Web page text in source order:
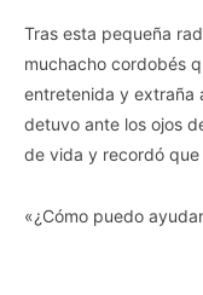
Tras esta pequeña
muchacho cordobés
entretenida y extraña
detuvo ante los ojos
de vida y recordó
«¿Cómo puedo